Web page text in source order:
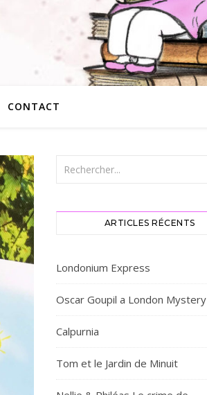
CONTACT
ARTICLES RÉCENTS
Londonium Express
Oscar Goupil a London Mystery
Calpurnia
Tom et le Jardin de Minuit